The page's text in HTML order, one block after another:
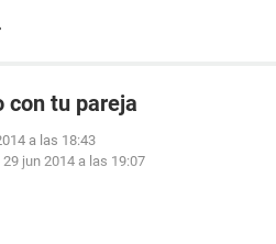
con tu pareja
a las 18:43
29 jun 2014 a las 19:07